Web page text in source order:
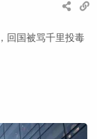
回国被骂千里投毒